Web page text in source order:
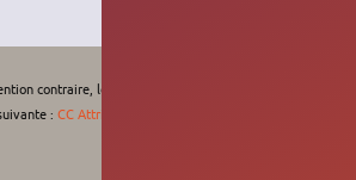
contraire, le contenu de ce wiki est placé sous les
: CC Attribution-Noncommercial-Share Alike 4.0